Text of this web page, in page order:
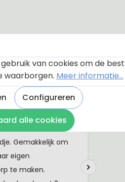
van cookies om de best
waarborgen. Meer informatie...
Configureren
alle cookies